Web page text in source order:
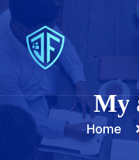
My
Home